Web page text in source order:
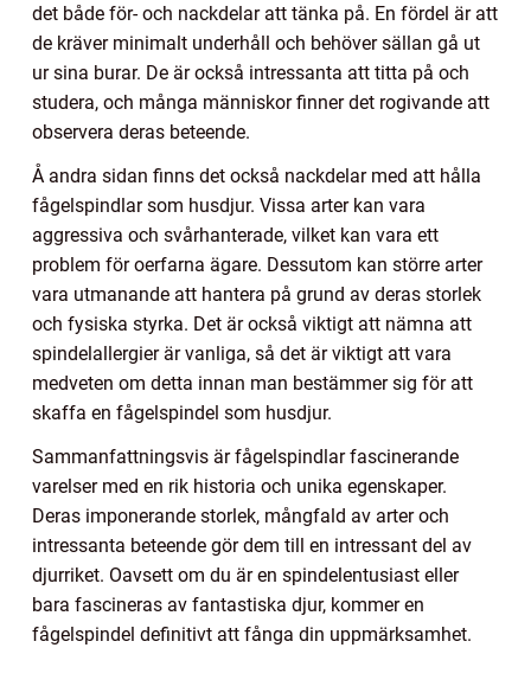
det både för- och nackdelar att tänka på. En fördel är att
de kräver minimalt underhåll och behöver sällan gå ut
ur sina burar. De är också intressanta att titta på och
studera, och många människor finner det rogivande att
observera deras beteende.
Å andra sidan finns det också nackdelar med att hålla
fågelspindlar som husdjur. Vissa arter kan vara
aggressiva och svårhanterade, vilket kan vara ett
problem för oerfarna ägare. Dessutom kan större arter
vara utmanande att hantera på grund av deras storlek
och fysiska styrka. Det är också viktigt att nämna att
spindelallergier är vanliga, så det är viktigt att vara
medveten om detta innan man bestämmer sig för att
skaffa en fågelspindel som husdjur.
Sammanfattningsvis är fågelspindlar fascinerande
varelser med en rik historia och unika egenskaper.
Deras imponerande storlek, mångfald av arter och
intressanta beteende gör dem till en intressant del av
djurriket. Oavsett om du är en spindelentusiast eller
bara fascineras av fantastiska djur, kommer en
fågelspindel definitivt att fånga din uppmärksamhet.